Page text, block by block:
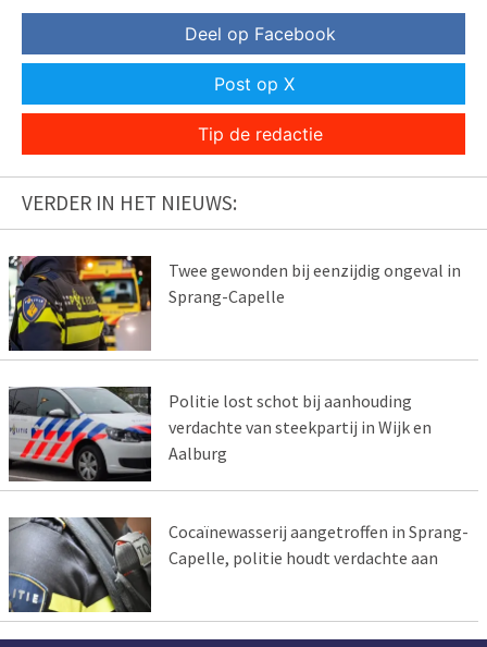
Deel op Facebook
Post op X
Tip de redactie
VERDER IN HET NIEUWS:
Twee gewonden bij eenzijdig ongeval in
Sprang-Capelle
Politie lost schot bij aanhouding
verdachte van steekpartij in Wijk en
Aalburg
Cocaïnewasserij aangetroffen in Sprang-
Capelle, politie houdt verdachte aan